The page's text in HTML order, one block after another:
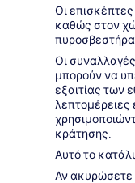
Οι
καθώς στον
Οι
μπορούν να
εξαιτίας των
κράτησης.
Αυτό το
Αν ακυρώσετε